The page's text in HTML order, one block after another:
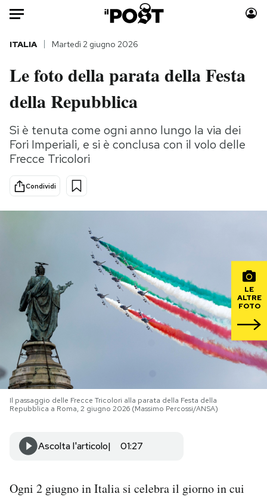
Auto
HOME
Italia
Politica
Tecnologia
Scienza
Consumismi
Storie/Idee
PODCAST
NEWSLETTER
I MIEI PREFERITI
SHOP
CALENDARIO
AREA PERSONALE
ITALIA Martedì 2 giugno 2026
Le foto della parata della Festa
della Repubblica
Si è tenuta come ogni anno lungo la via dei
Fori Imperiali, e si è conclusa con il volo delle
Frecce Tricolori
Condividi
LE
ALTRE
FOTO
Il passaggio delle Frecce Tricolori alla parata della Festa della
Repubblica a Roma, 2 giugno 2026 (Massimo Percossi/ANSA)
Ascolta l'articolo 01:27
Ogni 2 giugno in Italia si celebra il giorno in cui